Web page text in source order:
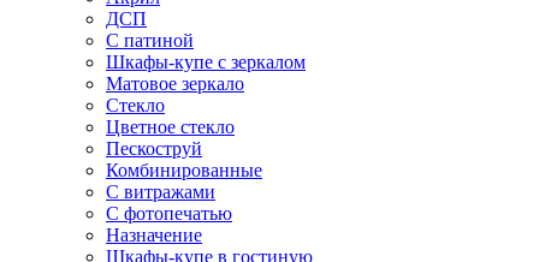
ДСП
С патиной
Шкафы-купе с зеркалом
Матовое зеркало
Стекло
Цветное стекло
Пескоструй
Комбинированные
С витражами
С фотопечатью
Назначение
Шкафы-купе в гостиную